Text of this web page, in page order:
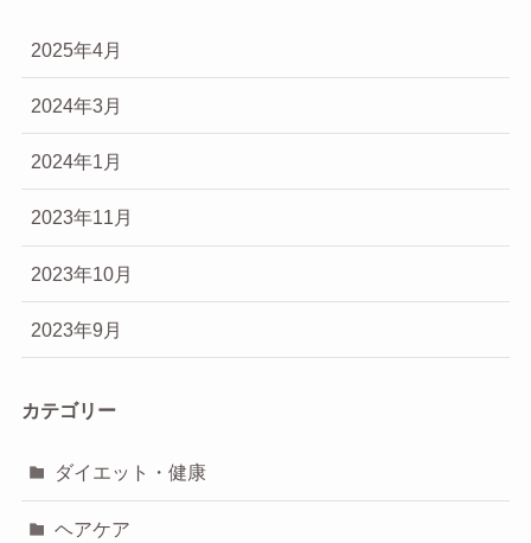
2025年4月
2024年3月
2024年1月
2023年11月
2023年10月
2023年9月
カテゴリー
ダイエット・健康
ヘアケア